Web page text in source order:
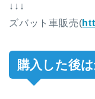
↓↓↓
ズバット車販売(
購入した後